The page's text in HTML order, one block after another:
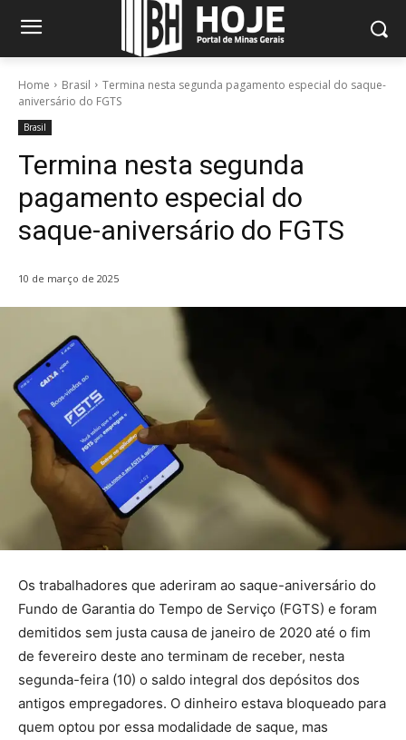
Home Brasil
Termina nesta segunda pagamento especial do saque-
aniversário do FGTS
Brasil
Termina nesta segunda
pagamento especial do
saque-aniversário do FGTS
10 de março de 2025
Os trabalhadores que aderiram ao saque-aniversário do
Fundo de Garantia do Tempo de Serviço (FGTS) e foram
demitidos sem justa causa de janeiro de 2020 até o fim
de fevereiro deste ano terminam de receber, nesta
segunda-feira (10) o saldo integral dos depósitos dos
antigos empregadores. O dinheiro estava bloqueado para
quem optou por essa modalidade de saque, mas